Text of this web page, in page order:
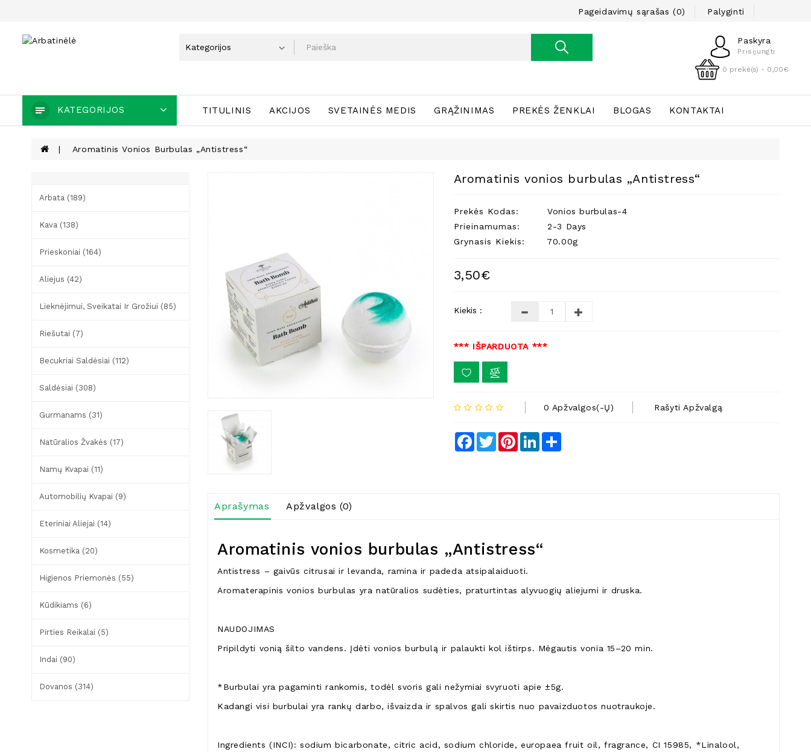
Pageidavimų sąrašas (0) Palyginti
Paskyra
Prisijungti
0 prekė(s) - 0,00€
KATEGORIJOS TITULINIS AKCIJOS SVETAINĖS MEDIS GRĄŽINIMAS PREKĖS ŽENKLAI BLOGAS KONTAKTAI
Aromatinis Vonios Burbulas „Antistress“
Arbata (189)
Kava (138)
Prieskoniai (164)
Aliejus (42)
Lieknėjimui, Sveikatai Ir Grožiui (85)
Riešutai (7)
Becukriai Saldėsiai (112)
Saldėsiai (308)
Gurmanams (31)
Natūralios Žvakės (17)
Namų Kvapai (11)
Automobilių Kvapai (9)
Eteriniai Aliejai (14)
Kosmetika (20)
Higienos Priemonės (55)
Kūdikiams (6)
Pirties Reikalai (5)
Indai (90)
Dovanos (314)
Aromatinis vonios burbulas „Antistress“
Prekės Kodas:
Vonios burbulas-4
Prieinamumas:
2-3 Days
Grynasis Kiekis:
70.00g
3,50€
Kiekis :
*** IŠPARDUOTA ***
0 Apžvalgos(-Ų) Rašyti Apžvalgą
Facebook
TwitterPinterestLinkedInShare
Aprašymas Apžvalgos (0)
Aromatinis vonios burbulas „Antistress“
Antistress – gaivūs citrusai ir levanda, ramina ir padeda atsipalaiduoti.
Aromaterapinis vonios burbulas yra natūralios sudėties, praturtintas alyvuogių aliejumi ir druska.
NAUDOJIMAS
Pripildyti vonią šilto vandens. Įdėti vonios burbulą ir palaukti kol ištirps. Mėgautis vonia 15–20 min.
*Burbulai yra pagaminti rankomis, todėl svoris gali nežymiai svyruoti apie ±5g.
Kadangi visi burbulai yra rankų darbo, išvaizda ir spalvos gali skirtis nuo pavaizduotos nuotraukoje.
Ingredients (INCI): sodium bicarbonate, citric acid, sodium chloride, europaea fruit oil, fragrance, CI 15985, *Linalool,